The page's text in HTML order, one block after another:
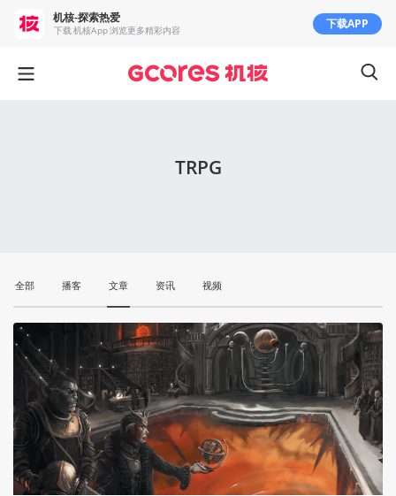
TRPG
全部 播客 文章 资讯 视频
机核-探索热爱
下载 机核App 浏览更多精彩内容 下载APP